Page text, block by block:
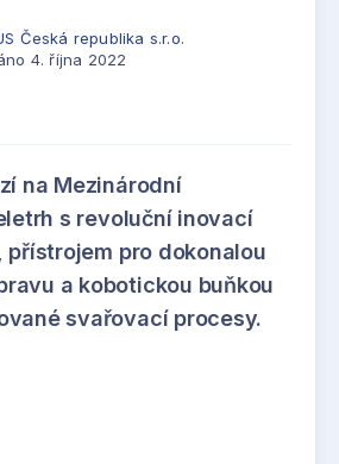
Česká republika s.r.o.
4. října 2022
na Mezinárodní
s revoluční inovací
přístrojem pro dokonalou
a kobotickou buňkou
svařovací procesy.